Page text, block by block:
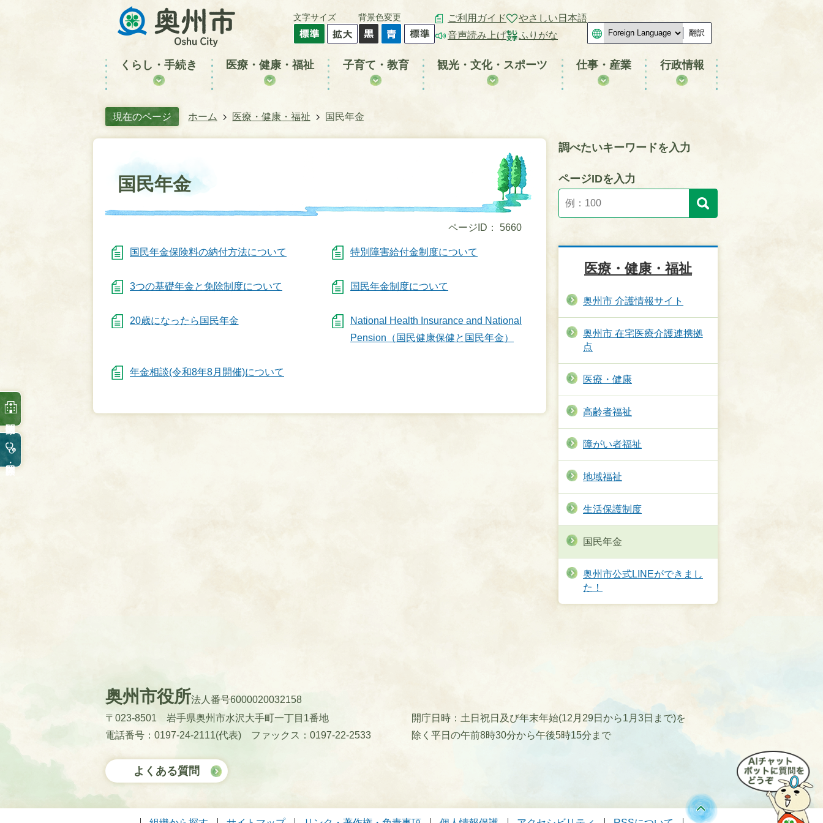
文字サイズ 背景色変更
ご利用ガイド
音声読み上げ
やさしい日本語
ふりがな
翻訳
くらし・手続き 医療・健康・福祉 子育て・教育 観光・文化・スポーツ 仕事・産業 行政情報
現在のページ ホーム 医療・健康・福祉 国民年金
国民年金
ページID： 5660
国民年金保険料の納付方法について 特別障害給付金制度について
3つの基礎年金と免除制度について 国民年金制度について
20歳になったら国民年金
National Health Insurance and National
Pension（国民健康保健と国民年金）
年金相談(令和8年8月開催)について
調べたいキーワードを入力
ページIDを入力
医療・健康・福祉
奥州市 介護情報サイト
奥州市 在宅医療介護連携拠
点
医療・健康
高齢者福祉
障がい者福祉
地域福祉
生活保護制度
国民年金
奥州市公式LINEができまし
た！
奥州市役所法人番号6000020032158
〒023-8501 岩手県奥州市水沢大手町一丁目1番地
電話番号：0197-24-2111(代表)
ファックス：0197-22-2533
開庁日時：土日祝日及び年末年始(12月29日から1月3日まで)を
除く平日の午前8時30分から午後5時15分まで
よくある質問